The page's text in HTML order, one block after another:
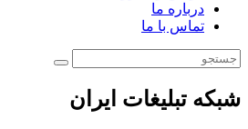
درباره ما
تماس با ما
شبکه تبلیغات ایران